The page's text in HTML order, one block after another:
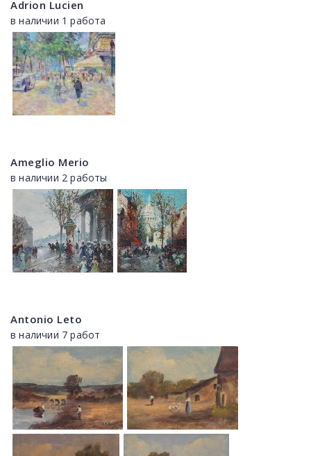
Adrion Lucien
в наличии 1 работа
Ameglio Merio
в наличии 2 работы
Antonio Leto
в наличии 7 работ